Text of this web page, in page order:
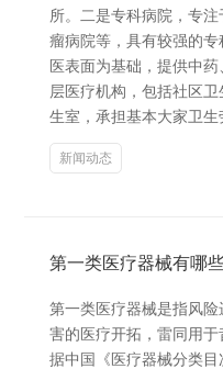
所。二是专科病院，专
瘤病院等，具有较强的
医表面为基础，提供中
层医疗机构，包括社区
生室，承担基本大家卫
新闻动态
第一类医疗器械有哪
第一类医疗器械是指风
害的医疗开拓，雷同用
据中国《医疗器械分类